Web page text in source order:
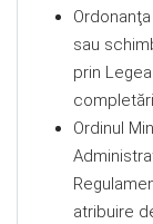
sau
prin
Ordinul
atribuire